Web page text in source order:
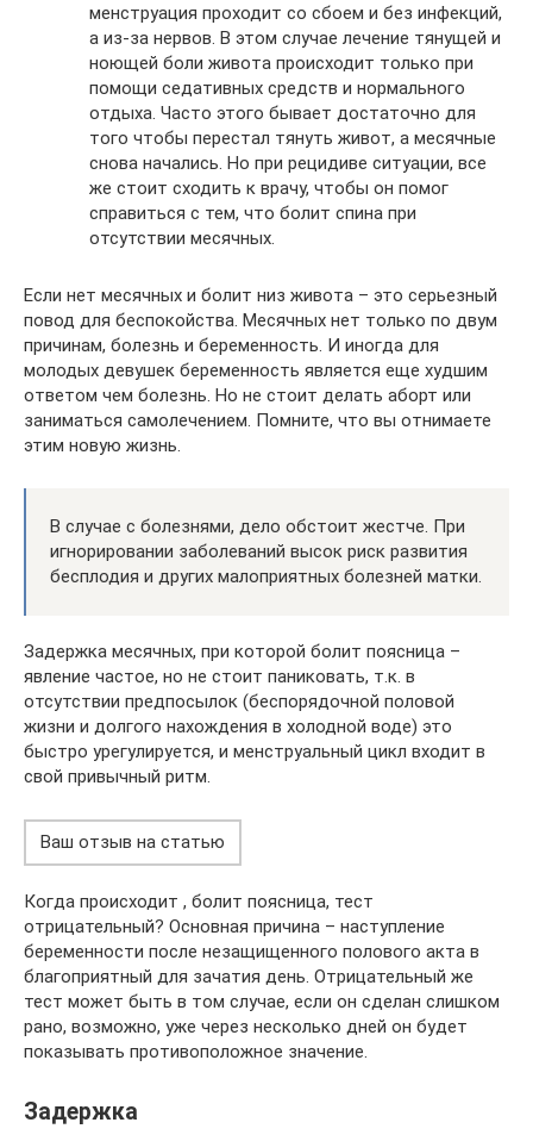
менструация проходит со сбоем и без инфекций,
а из-за нервов. В этом случае лечение тянущей и
ноющей боли живота происходит только при
помощи седативных средств и нормального
отдыха. Часто этого бывает достаточно для
того чтобы перестал тянуть живот, а месячные
снова начались. Но при рецидиве ситуации, все
же стоит сходить к врачу, чтобы он помог
справиться с тем, что болит спина при
отсутствии месячных.
Если нет месячных и болит низ живота – это серьезный
повод для беспокойства. Месячных нет только по двум
причинам, болезнь и беременность. И иногда для
молодых девушек беременность является еще худшим
ответом чем болезнь. Но не стоит делать аборт или
заниматься самолечением. Помните, что вы отнимаете
этим новую жизнь.
В случае с болезнями, дело обстоит жестче. При
игнорировании заболеваний высок риск развития
бесплодия и других малоприятных болезней матки.
Задержка месячных, при которой болит поясница –
явление частое, но не стоит паниковать, т.к. в
отсутствии предпосылок (беспорядочной половой
жизни и долгого нахождения в холодной воде) это
быстро урегулируется, и менструальный цикл входит в
свой привычный ритм.
Ваш отзыв на статью
Когда происходит , болит поясница, тест
отрицательный? Основная причина – наступление
беременности после незащищенного полового акта в
благоприятный для зачатия день. Отрицательный же
тест может быть в том случае, если он сделан слишком
рано, возможно, уже через несколько дней он будет
показывать противоположное значение.
Задержка